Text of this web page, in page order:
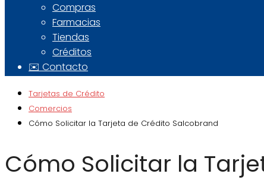
Compras
Farmacias
Tiendas
Créditos
✉️ Contacto
Tarjetas de Crédito
Comercios
Cómo Solicitar la Tarjeta de Crédito Salcobrand
Cómo Solicitar la